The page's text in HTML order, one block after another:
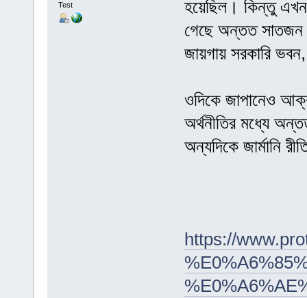
Test
হয়েছিল। কিন্তু এখন
গেছে অন্তত সাতজন।
জায়গায় সরকারি
ওদিকে জাপানেও
অর্থনীতির মধ্যে
অন্যদিকে জার্মানি
https://